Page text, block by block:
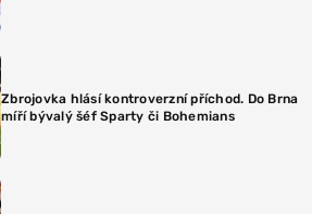
Zbrojovka hlásí kontroverzní příchod. Do Brna
míří bývalý šéf Sparty či Bohemians